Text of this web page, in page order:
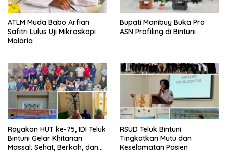
ATLM Muda Babo Arfian
Safitri Lulus Uji Mikroskopi
Malaria
Bupati Manibuy Buka Pro
ASN Profiling di Bintuni
Rayakan HUT ke-75, IDI Teluk
Bintuni Gelar Khitanan
Massal: Sehat, Berkah, dan
RSUD Teluk Bintuni
Tingkatkan Mutu dan
Keselamatan Pasien